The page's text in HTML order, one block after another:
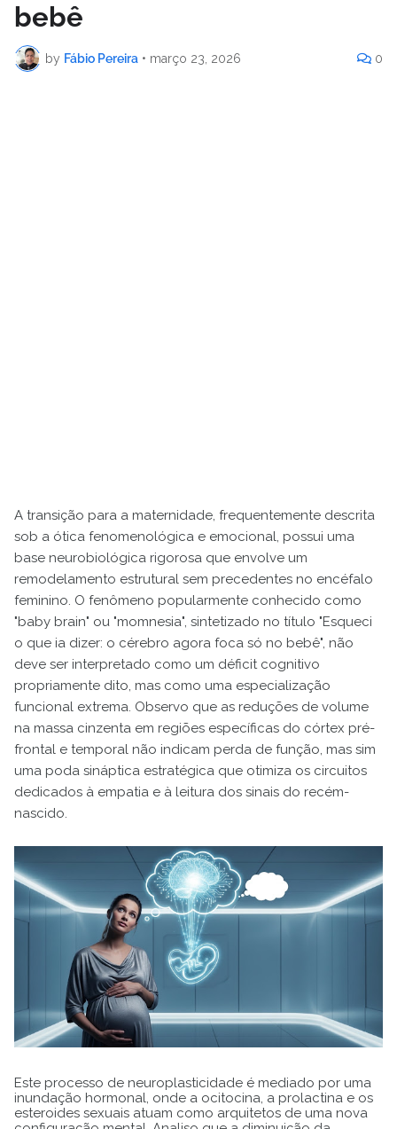
bebê
by Fábio Pereira • março 23, 2026 0
A transição para a maternidade, frequentemente descrita
sob a ótica fenomenológica e emocional, possui uma
base neurobiológica rigorosa que envolve um
remodelamento estrutural sem precedentes no encéfalo
feminino. O fenômeno popularmente conhecido como
"baby brain" ou "momnesia", sintetizado no título "Esqueci
o que ia dizer: o cérebro agora foca só no bebê", não
deve ser interpretado como um déficit cognitivo
propriamente dito, mas como uma especialização
funcional extrema. Observo que as reduções de volume
na massa cinzenta em regiões específicas do córtex pré-
frontal e temporal não indicam perda de função, mas sim
uma poda sináptica estratégica que otimiza os circuitos
dedicados à empatia e à leitura dos sinais do recém-
nascido.
Este processo de neuroplasticidade é mediado por uma
inundação hormonal, onde a ocitocina, a prolactina e os
esteroides sexuais atuam como arquitetos de uma nova